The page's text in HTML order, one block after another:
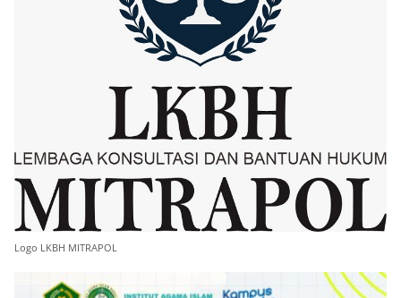
Logo LKBH MITRAPOL